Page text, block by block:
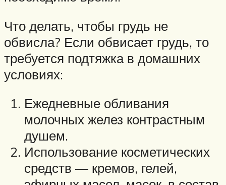
Что делать, чтобы грудь не
обвисла? Если обвисает грудь, то
требуется подтяжка в домашних
условиях:
Ежедневные обливания
молочных желез контрастным
душем.
Использование косметических
средств — кремов, гелей,